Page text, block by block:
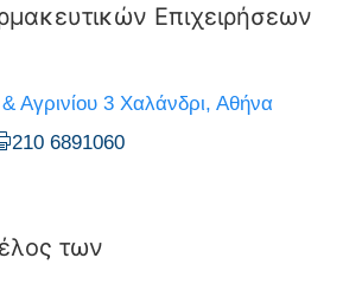
Επιχειρήσεων
Αγρινίου 3 Χαλάνδρι, Αθήνα
210 6891060
των